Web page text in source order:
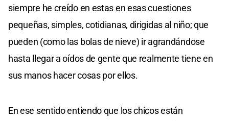
siempre he creído en estas en esas cuestiones
pequeñas, simples, cotidianas, dirigidas al niño; que
pueden (como las bolas de nieve) ir agrandándose
hasta llegar a oídos de gente que realmente tiene en
sus manos hacer cosas por ellos.
En ese sentido entiendo que los chicos están